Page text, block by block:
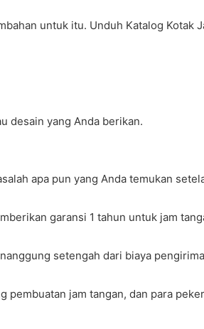
untuk itu. Unduh Katalog Kotak
desain yang Anda berikan.
apa pun yang Anda temukan
garansi 1 tahun untuk jam
setengah dari biaya
jam tangan, dan para